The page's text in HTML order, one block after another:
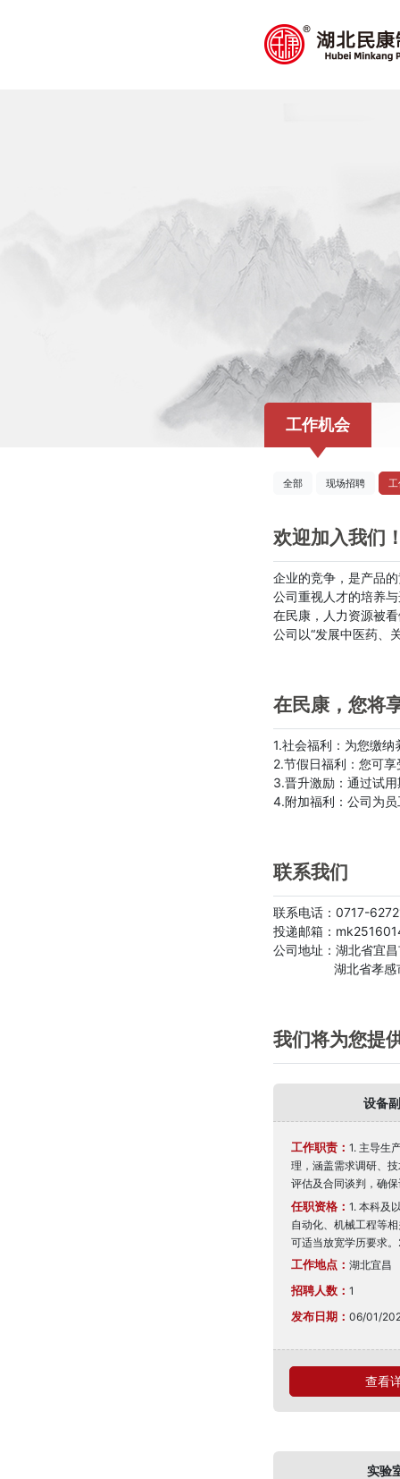
工作机会
全部 现场招聘
欢迎加入我们
企业的竞争，是产品
公司重视人才的培养
在民康，人力资源被
公司以“发展中医药、
在民康，您将
1.社会福利：为您缴
2.节假日福利：您可
3.晋升激励：通过试
4.附加福利：公司为
联系我们
联系电话：0717-
投递邮箱：
公司地址：湖北省宜
湖北省孝感市云
我们将为您提
设备
工作职责： 1. 主导生
理，涵盖需求调研、
评估及合同谈判，确保
任职资格： 1. 本科及
自动化、机械工程等
可适当放宽学历要求。
工作地点： 湖北宜昌
招聘人数： 1
发布日期： 06/01/
查看
实验